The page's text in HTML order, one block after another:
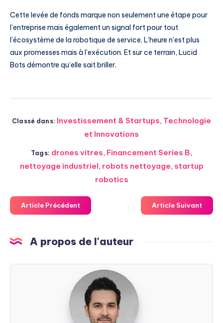
Cette levée de fonds marque non seulement une étape pour
l’entreprise mais également un signal fort pour tout
l’écosystème de la robotique de service. L’heure n’est plus
aux promesses mais à l’exécution. Et sur ce terrain, Lucid
Bots démontre qu’elle sait briller.
Classé dans: Investissement & Startups, Technologie
et Innovations
Tags: drones vitres, Financement Series B,
nettoyage industriel, robots nettoyage, startup
robotics
Article Précédent Article Suivant
A propos de l'auteur
Steven
Soarez